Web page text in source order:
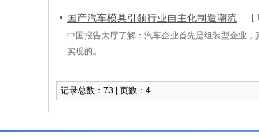
国产汽车模具引领行业自主化制造潮流 [
中国报告大厅了解：汽车企业首先是组装型企业
实现的。
记录总数：73 | 页数：4